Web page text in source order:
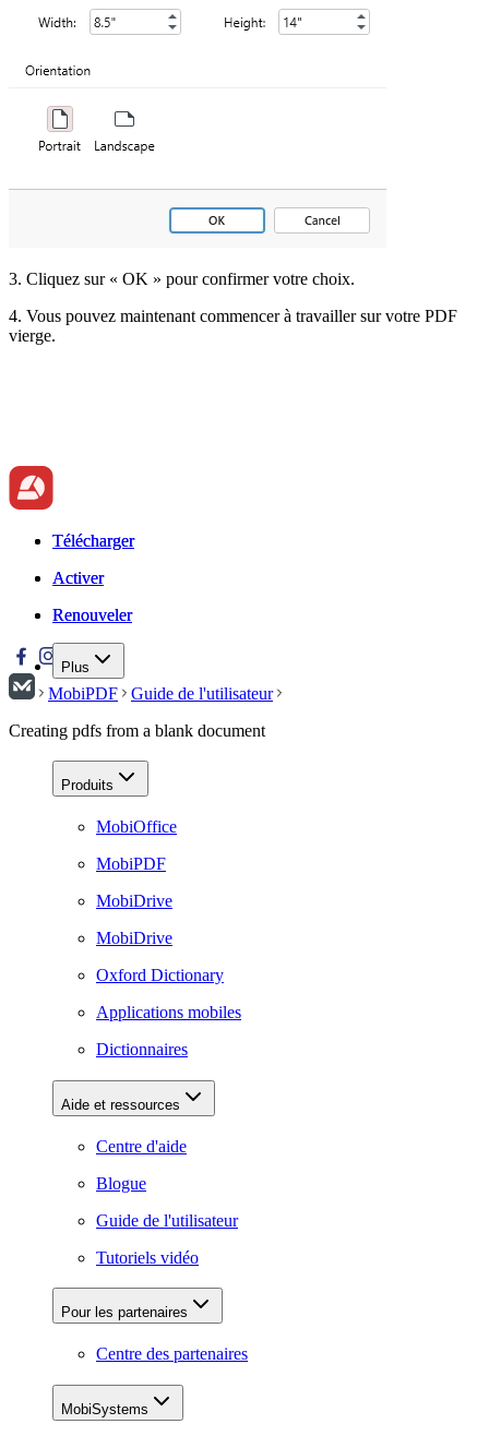
3. Cliquez sur « OK » pour confirmer votre choix.
4. Vous pouvez maintenant commencer à travailler sur votre PDF
vierge.
Télécharger
Activer
Renouveler
Plus
Télécharger
Activer
Renouveler
MobiPDF
Guide de l'utilisateur
Creating pdfs from a blank document
Produits
MobiOffice
MobiPDF
MobiDrive
MobiDrive
Oxford Dictionary
Applications mobiles
Dictionnaires
Aide et ressources
Centre d'aide
Blogue
Guide de l'utilisateur
Tutoriels vidéo
Pour les partenaires
Centre des partenaires
MobiSystems